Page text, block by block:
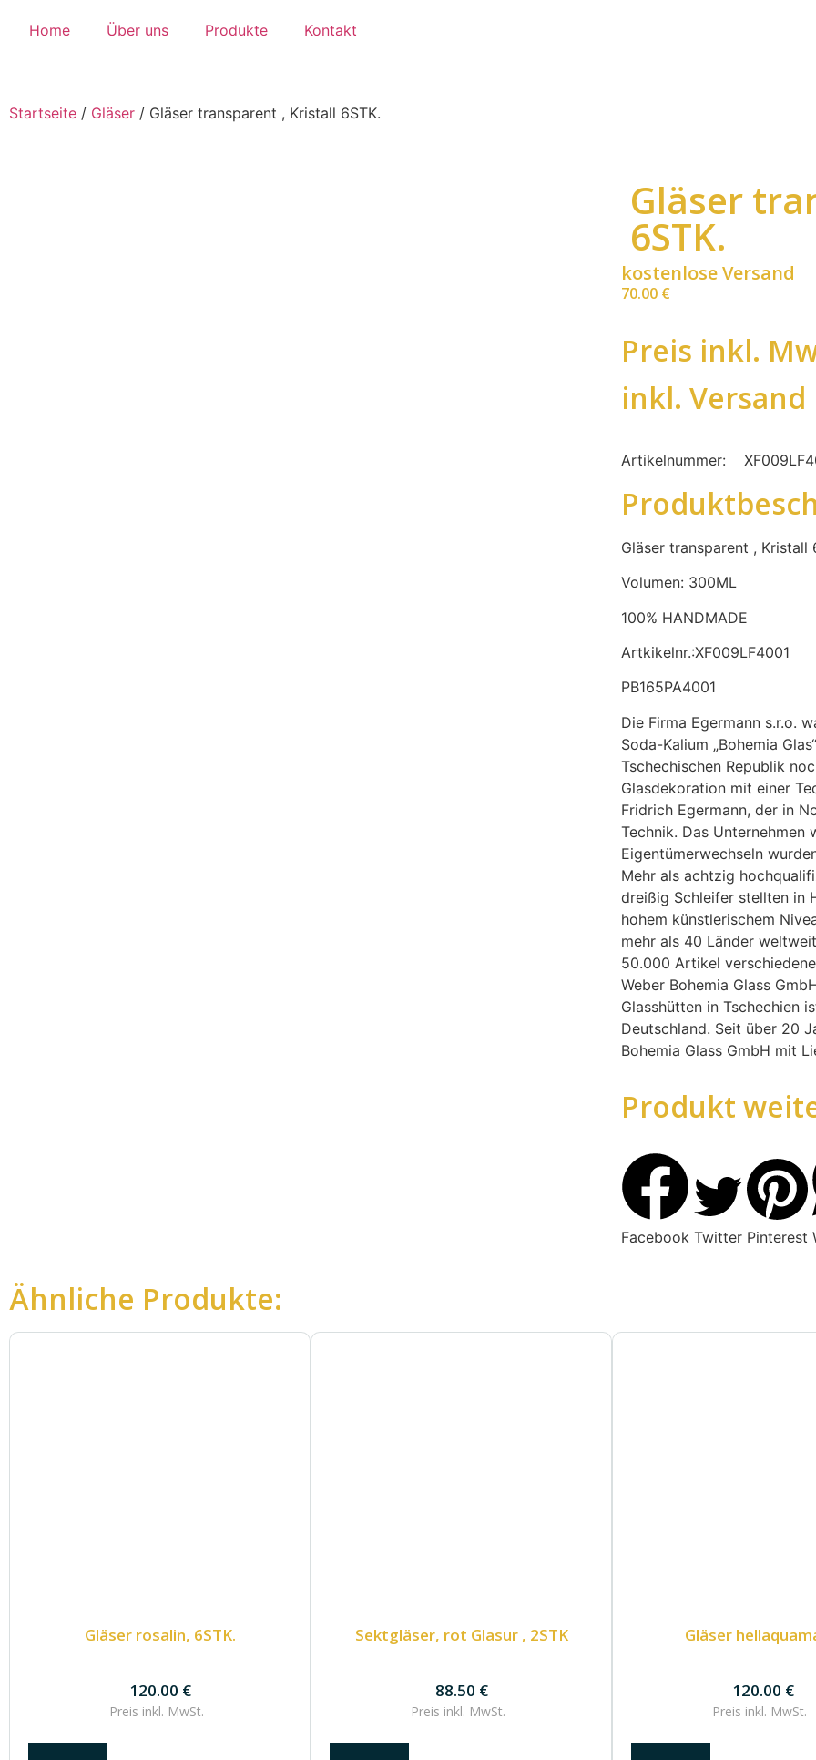
Home Über uns Produkte Kontakt
Startseite / Gläser / Gläser transparent , Kristall 6STK.
Gläser
6STK.
kostenlose Versand
70.00 €
Preis inkl.
inkl. Versand
Artikelnummer:
Gläser transparent , Kristall
Volumen: 300ML
100% HANDMADE
Artkikelnr.:XF009LF4001
PB165PA4001
Die Firma Egermann s.r.o.
Soda-Kalium „Bohemia
Tschechischen Republik
Glasdekoration mit einer
Fridrich Egermann, der in
Technik. Das Unternehmen
Eigentümerwechseln
Mehr als achtzig
dreißig Schleifer stellten in
hohem künstlerischem
mehr als 40 Länder
50.000 Artikel
Weber Bohemia Glass
Glasshütten in Tschechien
Deutschland. Seit über 20
Bohemia Glass GmbH mit
Produkt
Facebook Twitter Pinterest
Ähnliche Produkte:
Gläser rosalin, 6STK.
120.00 €
120.00 €
Preis inkl. MwSt.
Sektgläser, rot Glasur , 2STK
88.50 €
88.50 €
Preis inkl. MwSt.
Gläser
120.00 €
120.00 €
Preis inkl. MwSt.